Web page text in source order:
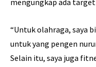
mengungkap ada
“Untuk olahraga, saya
untuk yang pengen
Selain itu, saya juga